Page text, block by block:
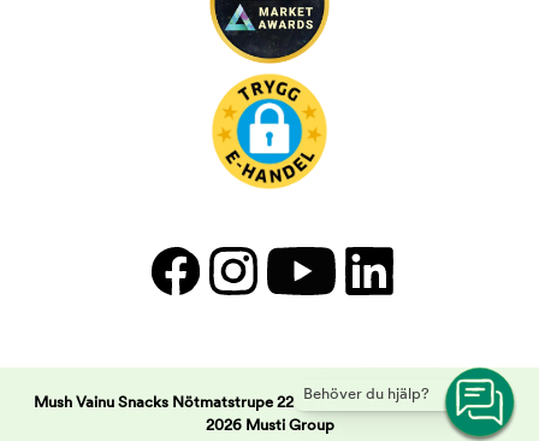
Behöver du hjälp?
Mush Vainu Snacks Nötmatstrupe 220 g | Arken Zoo - Copyright ©
2026 Musti Group